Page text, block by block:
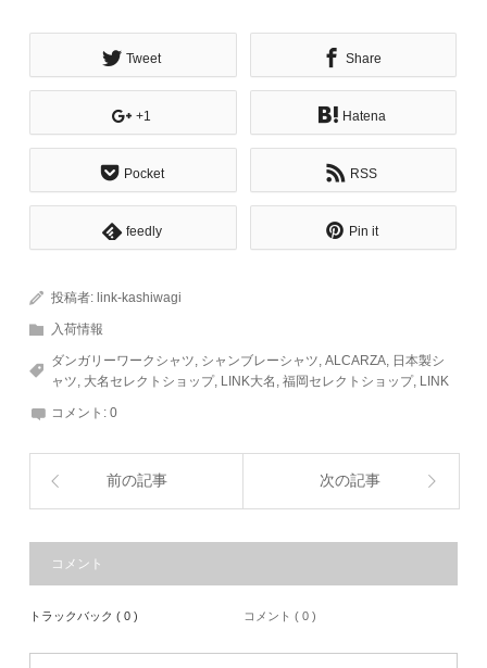
Tweet Share
+1 Hatena
Pocket RSS
feedly Pin it
投稿者: link-kashiwagi
入荷情報
ダンガリーワークシャツ, シャンブレーシャツ,ALCARZA, 日本製シ
ャツ, 大名セレクトショップ, LINK大名 ,福岡セレクトショップ, LINK
コメント:0
前の記事 次の記事
コメント
トラックバック ( 0 ) コメント ( 0 )